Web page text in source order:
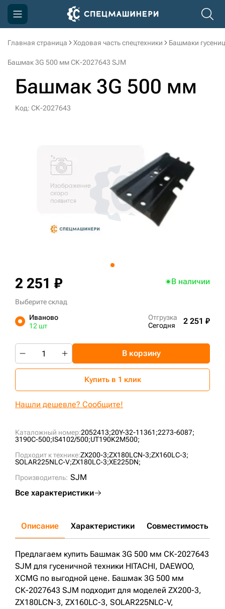
Главная страница Ходовая часть спецтехники Башмаки гусениц
Башмак 3G 500 мм СК-2027643 SJM
Башмак 3G 500 мм
Код: СК-2027643
Каталожный номер:2052413;20Y-32-11361;2273-6087;
3190C-500;IS4102/500;UT190K2M500;
Подходит к технике:ZX200-3;ZX180LCN-3;ZX160LC-3;
SOLAR225NLC-V;ZX180LC-3;XE225DN;
Производитель: SJM
Все характеристики
2 251 ₽ В наличии
Выберите склад
Иваново
12 шт
Отгрузка
Сегодня
2 251 ₽
В корзину
Купить в 1 клик
Нашли дешевле? Сообщите!
Описание Характеристики Совместимость
Предлагаем купить Башмак 3G 500 мм СК-2027643
SJM для гусеничной техники HITACHI, DAEWOO,
XCMG по выгодной цене. Башмак 3G 500 мм
СК-2027643 SJM подходит для моделей ZX200-3,
ZX180LCN-3, ZX160LC-3, SOLAR225NLC-V,
Компания
Доставка и оплата
Информация
3D тур по производству
3D тур по складам
+7 (499) 394-50-93